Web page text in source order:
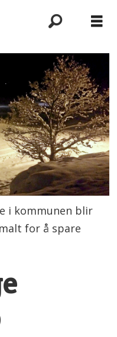
i kommunen blir
for å spare